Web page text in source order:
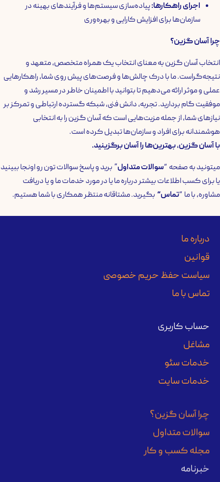
اجرای راهکارها:پیاده‌سازی سیستم‌ها و فرآیندهای بهینه در
سازمان‌ها برای افزایش کارایی و بهره‌وری
چرا آسان گزین؟
انتخاب آسان گزین به معنای انتخاب یک همراه متخصص، متعهد و
نتیجه‌گراست. ما با درک چالش‌ها و فرصت‌های پیش روی شما، راهکارهایی
عملی و موثر ارائه می‌دهیم تا بتوانید با اطمینان خاطر در مسیر رشد و
موفقیت گام بردارید. تجربه، دانش فنی، شبکه گسترده ارتباطی و تمرکز بر
نیازهای شما، از جمله مزیت‌هایی است که آسان گزین را به انتخابی
هوشمندانه برای افراد و سازمان‌ها تبدیل کرده است.
با آسان گزین، بهترین‌ها را آسان برگزینید.
میتونید به صفحه “سوالات متداول” برید و پاسخ سوالات تون رو اونجا ببینید
یا برای کسب اطلاعات بیشتر درباره ما یا در مورد خدمات ما و یا دریافت
مشاوره، با ما “تماس“ بگیرید. مشتاقانه منتظر همکاری با شما هستیم.
درباره ما
قوانین
سیاست حفظ حریم خصوصی
تماس با ما
حساب کاربری
مشاغل
خدمات سئو
خدمات سایت
چرا آسان گزین؟
سوالات متداول
مجله کسب و کار
خبرنامه